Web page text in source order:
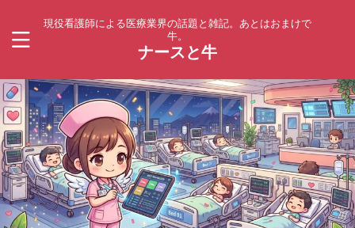
現役看護師による医療業界の話題と雑記。あとはおまけで
牛。
ナースと牛